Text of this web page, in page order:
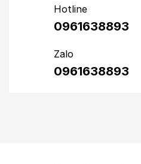
Hotline
0961638893
Zalo
0961638893